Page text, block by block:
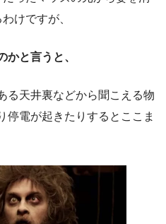
けですが、
かと言うと、
る天井裏などから聞こえる物
停電が起きたりするとここま